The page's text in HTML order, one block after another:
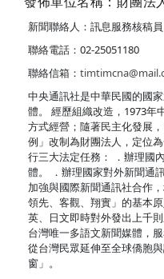
新聞聯絡人：訊息服務核稿員
聯絡電話：02-25051180
聯絡信箱：
中央通訊社是中華民國的國
體。 經歷組織改造，1973年
方式經營；隨著民主化發展
例」改制為財團法人，定位
行三大法定任務： ．辦理國
體。 ．辦理國家對外新聞通
加強與國際新聞通訊社合作
領先、客觀、翔實」的基本
英、日文即時對外發出上千
台灣唯一多語文新聞媒體，
從台灣民眾延伸至全球僑胞
窗」。